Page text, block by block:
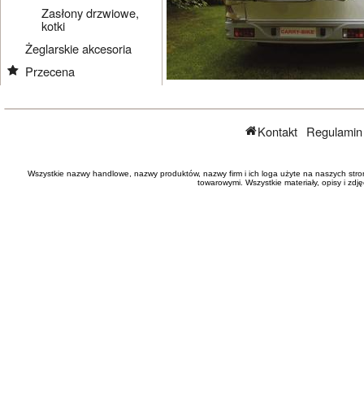
Zasłony drzwiowe,
kotki
Żeglarskie akcesoria
Przecena
Kontakt
Wszystkie nazwy handlowe, nazwy produktów, nazwy firm i ich loga użyte na naszych
towarowymi. Wszystkie materiały, opisy i